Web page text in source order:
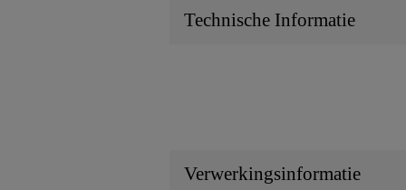
Technische Informatie
Verwerkingsinformatie